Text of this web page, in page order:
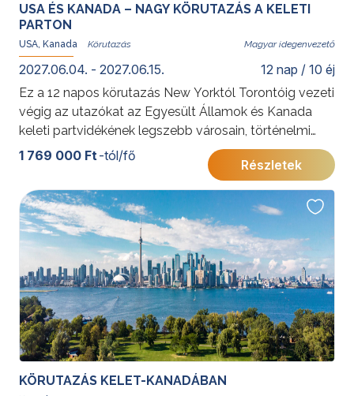
USA ÉS KANADA – NAGY KÖRUTAZÁS A KELETI
PARTON
USA, Kanada Magyar idegenvezető
2027.06.04. - 2027.06.15. 12 nap / 10 éj
Ez a 12 napos körutazás New Yorktól Torontóig vezeti
végig az utazókat az Egyesült Államok és Kanada
keleti partvidékének legszebb városain, történelmi
emlékhelyein és természeti látnivalóin. A modern
világvárosok, a francia-kanadai kultúra, a festői 1000-
sziget vidéke és a Niagara-vízesés együtt olyan
élményt nyújtanak, amely első észak-amerikai
utazásnak, de visszatérő látogatóknak is kiváló
választás.
További érdekességekért az Amerikai Egyesült
Államokról kattintson ide., Kanadáról pedigide.
1 769 000 Ft -tól/fő
Részletek
KÖRUTAZÁS KELET-KANADÁBAN